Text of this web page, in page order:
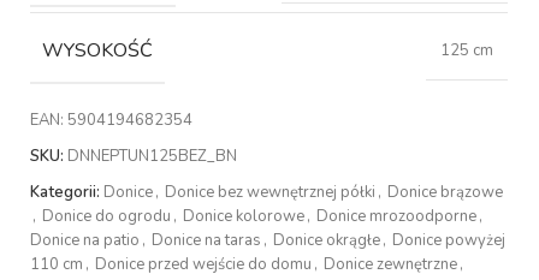
WYSOKOŚĆ 125 cm
EAN: 5904194682354
SKU: DNNEPTUN125BEZ_BN
Kategorii: Donice, Donice bez wewnętrznej półki , Donice brązowe
, Donice do ogrodu , Donice kolorowe, Donice mrozoodporne,
Donice na patio , Donice na taras , Donice okrągłe, Donice powyżej
110 cm , Donice przed wejście do domu , Donice zewnętrzne,